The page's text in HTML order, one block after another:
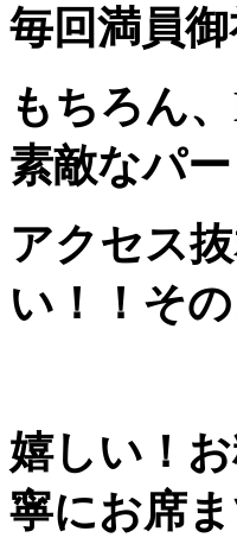
毎回満員
もちろん
素敵なパ
アクセス
い！！そ
嬉しい！
寧にお席